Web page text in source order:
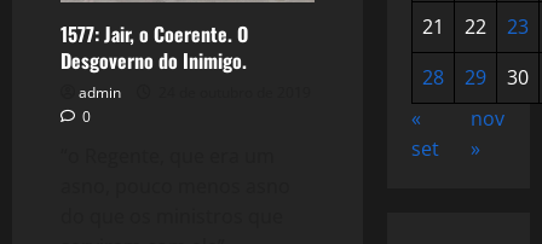
1577: Jair, o Coerente. O
Desgoverno do Inimigo.
admin
0
21
22
23
28
29
30
«
set
nov
»